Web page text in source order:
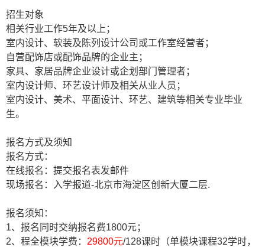
招生对象
相关行业工作5年及以上；
室内设计、软装及陈列设计公司或工作室经营者；
自营配饰店或配饰品牌的企业主；
家具、家居品牌企业设计或企划部门管理者；
室内设计师、环艺设计师及相关从业人员；
室内设计、美术、平面设计、环艺、建筑等相关专业毕业
生。
报名方式及须知
报名方式：
在线报名：提交报名表发邮件
现场报名：入学报道-北京市海淀区创新大厦二层.
报名须知：
1、报名同时交纳报名费1800元；
2、程全模块学费： 29800元/128课时（单模块课程32学时，